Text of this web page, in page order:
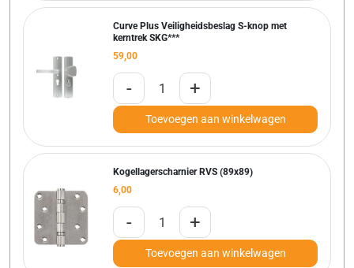
Curve Plus Veiligheidsbeslag S-knop met
kerntrek SKG***
59,00
- +
Toevoegen aan winkelwagen
Kogellagerscharnier RVS (89x89)
6,00
- +
Toevoegen aan winkelwagen